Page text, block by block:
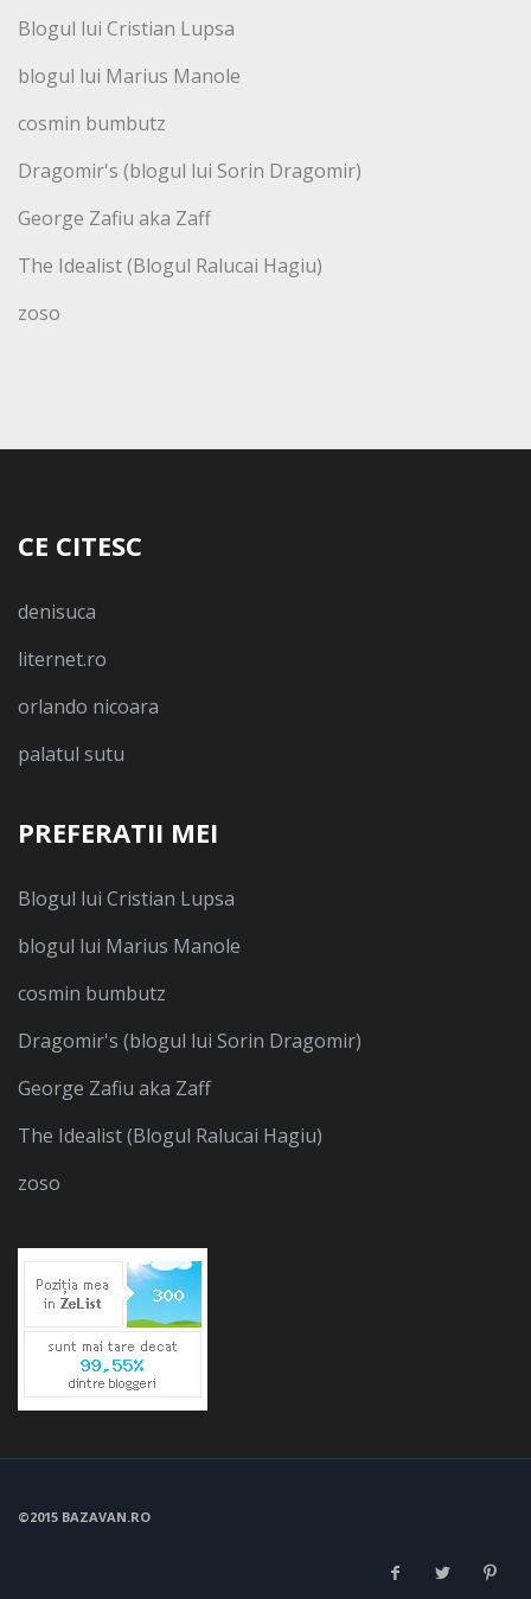
Blogul lui Cristian Lupsa
blogul lui Marius Manole
cosmin bumbutz
Dragomir's (blogul lui Sorin Dragomir)
George Zafiu aka Zaff
The Idealist (Blogul Ralucai Hagiu)
zoso
CE CITESC
denisuca
liternet.ro
orlando nicoara
palatul sutu
PREFERATII MEI
Blogul lui Cristian Lupsa
blogul lui Marius Manole
cosmin bumbutz
Dragomir's (blogul lui Sorin Dragomir)
George Zafiu aka Zaff
The Idealist (Blogul Ralucai Hagiu)
zoso
©2015 BAZAVAN.RO